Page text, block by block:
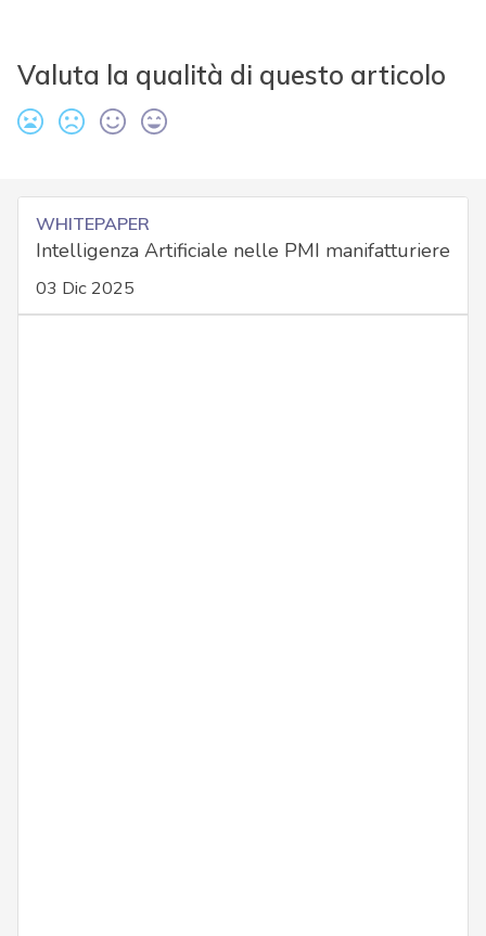
Valuta la qualità di questo articolo
WHITEPAPER
Intelligenza Artificiale nelle PMI manifatturiere
03 Dic 2025